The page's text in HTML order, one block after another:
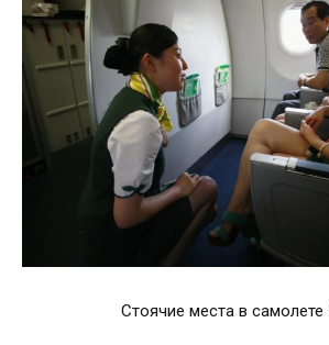
Стоячие места в самолете